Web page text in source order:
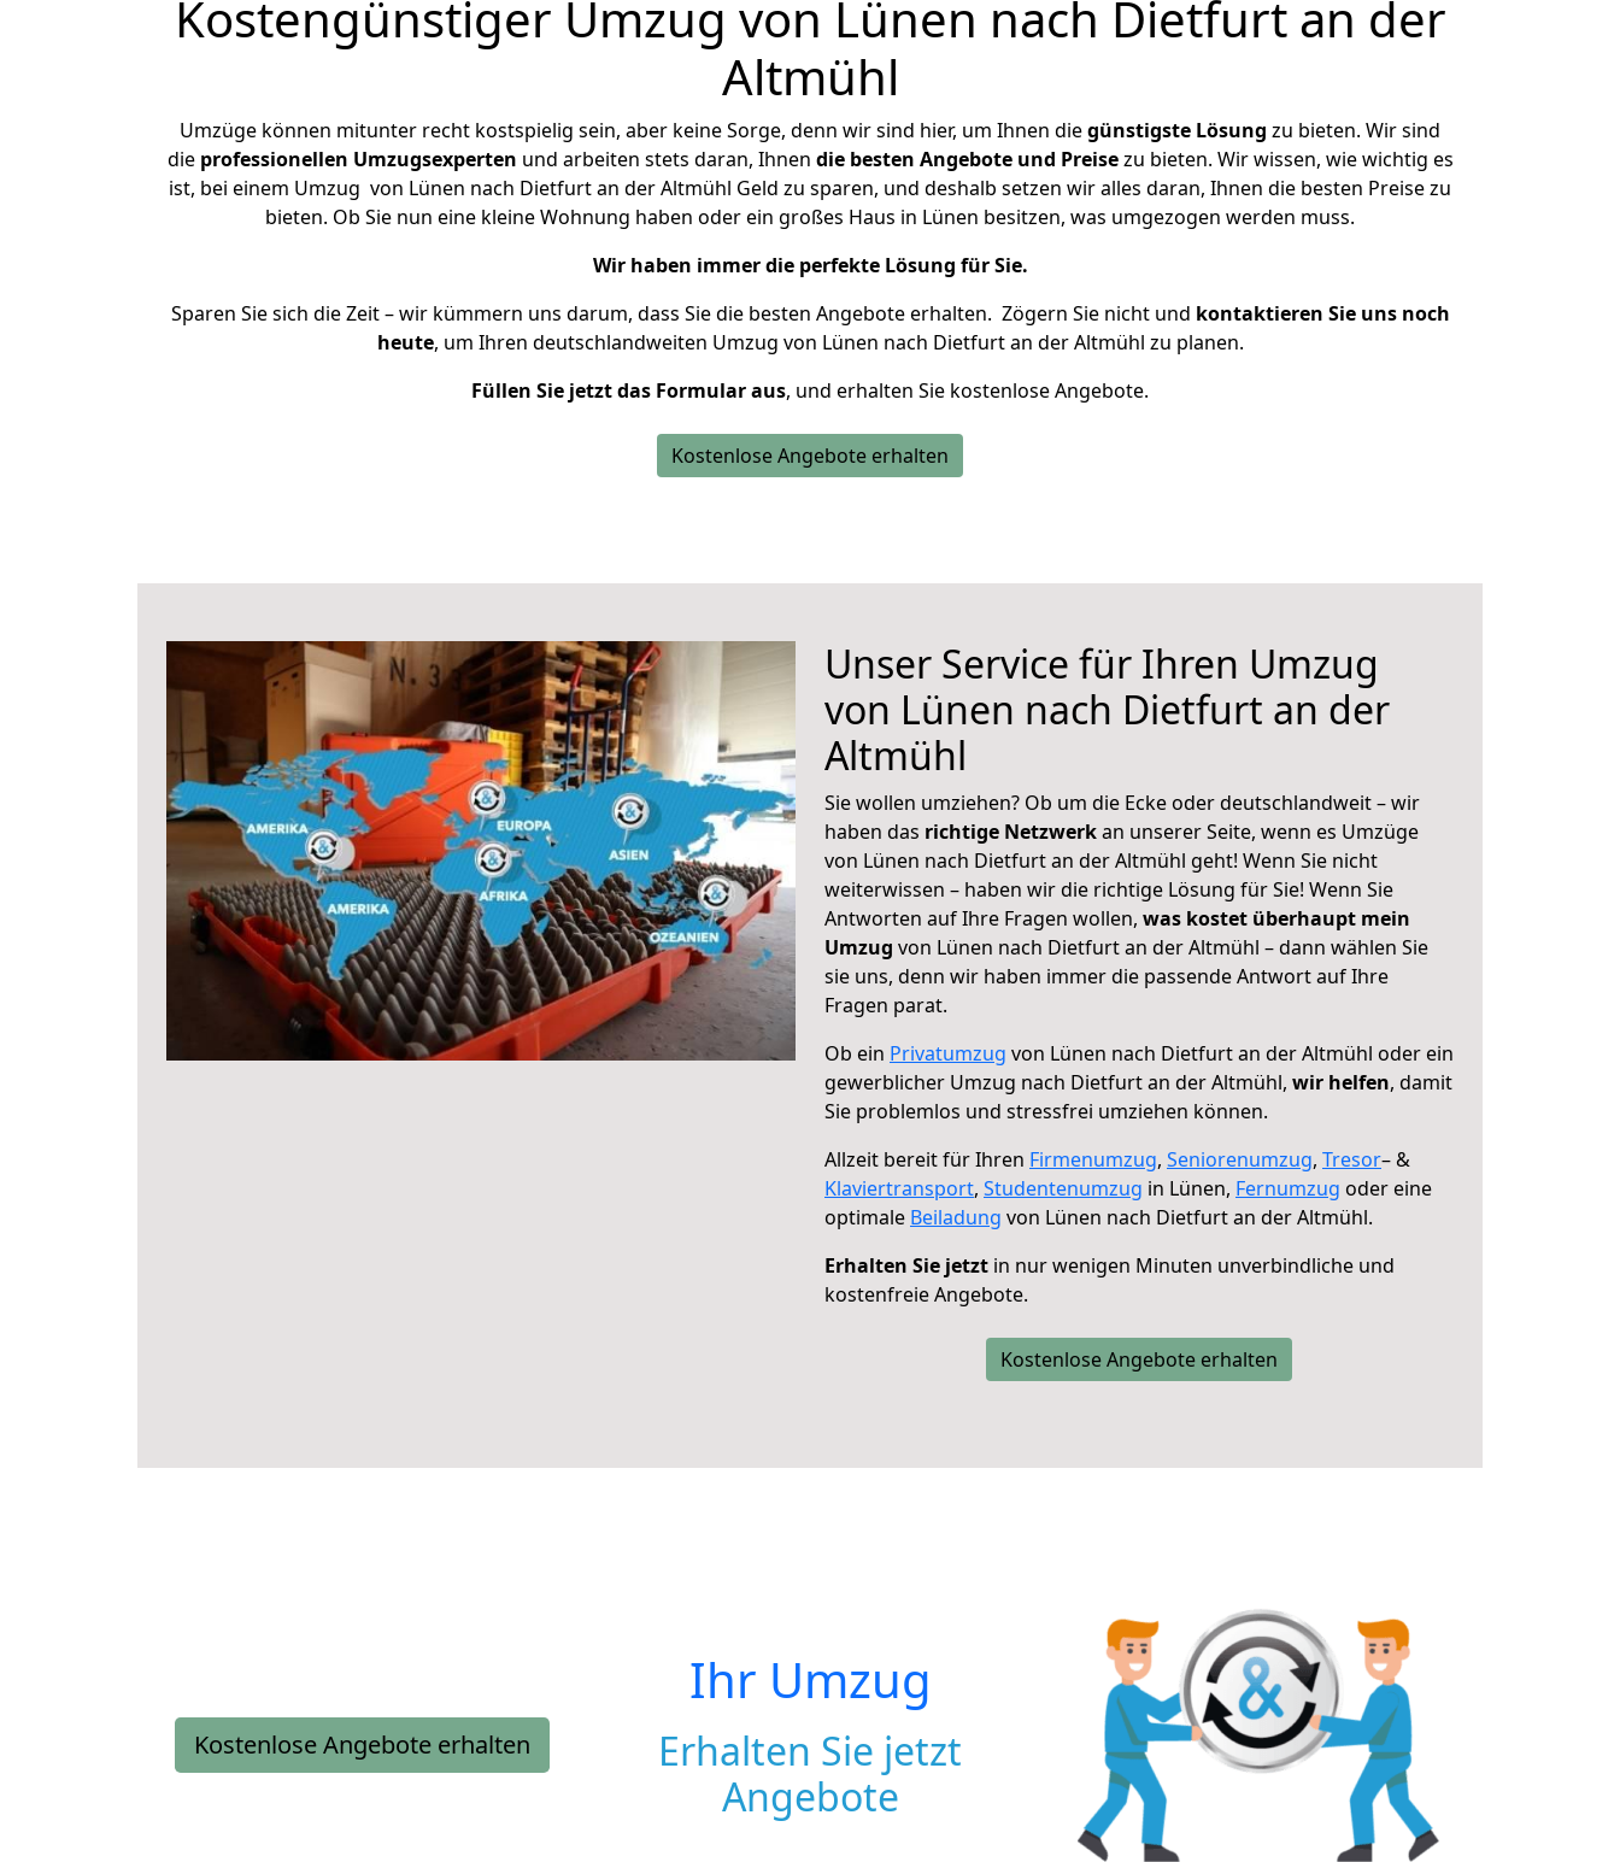
Kostengünstiger Umzug von Lünen nach Dietfurt an der
Altmühl
Umzüge können mitunter recht kostspielig sein, aber keine Sorge, denn wir sind hier, um Ihnen diegünstigste Lösung zu bieten. Wir sind
die professionellen Umzugsexperten und arbeiten stets daran, Ihnen die besten Angebote und Preisezu bieten. Wir wissen, wie wichtig es
ist, bei einem Umzug von Lünen nach Dietfurt an der Altmühl Geld zu sparen, und deshalb setzen wir alles daran, Ihnen die besten Preise zu
bieten. Ob Sie nun eine kleine Wohnung haben oder ein großes Haus in Lünen besitzen, was umgezogen werden muss.
Wir haben immer die perfekte Lösung für Sie.
Sparen Sie sich die Zeit – wir kümmern uns darum, dass Sie die besten Angebote erhalten. Zögern Sie nicht und kontaktieren Sie uns noch
heute, um Ihren deutschlandweiten Umzug von Lünen nach Dietfurt an der Altmühl zu planen.
Füllen Sie jetzt das Formular aus, und erhalten Sie kostenlose Angebote.
Kostenlose Angebote erhalten
Unser Service für Ihren Umzug
von Lünen nach Dietfurt an der
Altmühl
Sie wollen umziehen? Ob um die Ecke oder deutschlandweit – wir
haben das richtige Netzwerkan unserer Seite, wenn es Umzüge
von Lünen nach Dietfurt an der Altmühl geht! Wenn Sie nicht
weiterwissen – haben wir die richtige Lösung für Sie! Wenn Sie
Antworten auf Ihre Fragen wollen, was kostet überhaupt mein
Umzug von Lünen nach Dietfurt an der Altmühl – dann wählen Sie
sie uns, denn wir haben immer die passende Antwort auf Ihre
Fragen parat.
Ob ein Privatumzug von Lünen nach Dietfurt an der Altmühl oder ein
gewerblicher Umzug nach Dietfurt an der Altmühl, wir helfen, damit
Sie problemlos und stressfrei umziehen können.
Allzeit bereit für Ihren Firmenumzug, Seniorenumzug, Tresor– &
Klaviertransport, Studentenumzug in Lünen, Fernumzug oder eine
optimale Beiladung von Lünen nach Dietfurt an der Altmühl.
Erhalten Sie jetzt in nur wenigen Minuten unverbindliche und
kostenfreie Angebote.
Kostenlose Angebote erhalten
Kostenlose Angebote erhalten
Ihr Umzug
Erhalten Sie jetzt
Angebote